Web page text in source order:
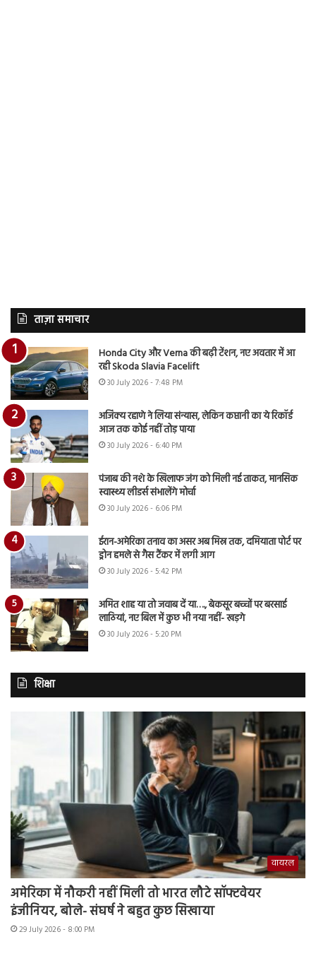
ताज़ा समाचार
Honda City और Verna की बढ़ी टेंशन, नए अवतार में आ
रही Skoda Slavia Facelift
30 July 2026 - 7:48 PM
अजिंक्य रहाणे ने लिया संन्यास, लेकिन कप्तानी का ये रिकॉर्ड
आज तक कोई नहीं तोड़ पाया
30 July 2026 - 6:40 PM
पंजाब की नशे के खिलाफ जंग को मिली नई ताकत, मानसिक
स्वास्थ्य लीडर्स संभालेंगे मोर्चा
30 July 2026 - 6:06 PM
ईरान-अमेरिका तनाव का असर अब मिस्र तक, दमियाता पोर्ट पर
ड्रोन हमले से गैस टैंकर में लगी आग
30 July 2026 - 5:42 PM
अमित शाह या तो जवाब दें या…., बेकसूर बच्चों पर बरसाई
लाठियां, नए बिल में कुछ भी नया नहीं- खड़गे
30 July 2026 - 5:20 PM
शिक्षा
वायरल
अमेरिका में नौकरी नहीं मिली तो भारत लौटे सॉफ्टवेयर
इंजीनियर, बोले- संघर्ष ने बहुत कुछ सिखाया
29 July 2026 - 8:00 PM